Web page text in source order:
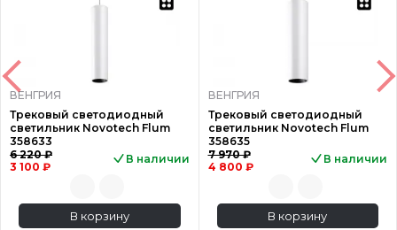
ВЕНГРИЯ
Трековый светодиодный
светильник Novotech Flum
358633
6 220 ₽
3 100 ₽
В наличии
В корзину
ВЕНГРИЯ
Трековый светодиодный
светильник Novotech Flum
358635
7 970 ₽
4 800 ₽
В наличии
В корзину